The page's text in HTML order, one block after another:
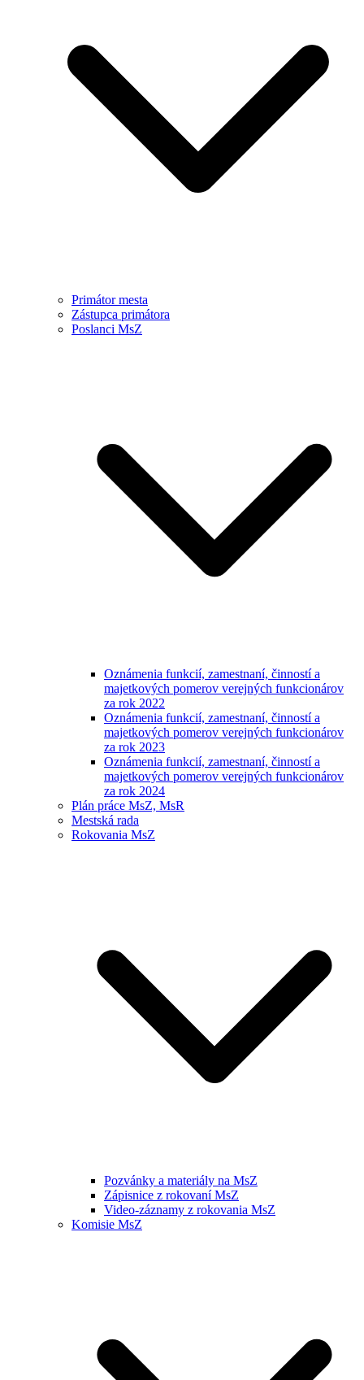
Primátor mesta
Zástupca primátora
Poslanci MsZ
Oznámenia funkcií, zamestnaní, činností a
majetkových pomerov verejných funkcionárov
za rok 2022
Oznámenia funkcií, zamestnaní, činností a
majetkových pomerov verejných funkcionárov
za rok 2023
Oznámenia funkcií, zamestnaní, činností a
majetkových pomerov verejných funkcionárov
za rok 2024
Plán práce MsZ, MsR
Mestská rada
Rokovania MsZ
Pozvánky a materiály na MsZ
Zápisnice z rokovaní MsZ
Video-záznamy z rokovania MsZ
Komisie MsZ